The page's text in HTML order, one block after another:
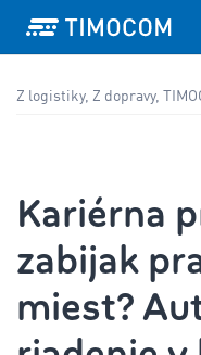
Z logistiky, Z dopravy,
Kariérna
zabijak
miest?